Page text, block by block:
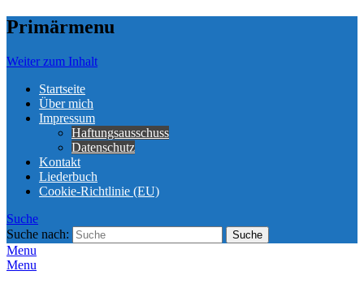
Primärmenu
Weiter zum Inhalt
Startseite
Über mich
Impressum
Haftungsausschuss
Datenschutz
Kontakt
Liederbuch
Cookie-Richtlinie (EU)
Suche
Suche nach:
Menu
Menu